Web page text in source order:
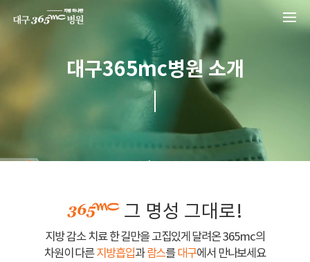
대구365mc병원 소개
그 명성 그대로!
지방 감소 치료 한 길만을 고집있게 달려온 365mc의
차원이 다른지방흡입과람스를대구에서 만나보세요